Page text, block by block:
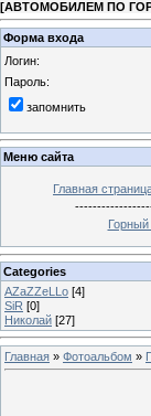
[АВТОМОБИЛЕМ ПО
Форма входа
Логин:
Пароль:
запомнить
Меню сайта
Главная
Categories
AZaZZeLLo [4]
SiR [0]
Николай [27]
Главная » Фотоальбом »